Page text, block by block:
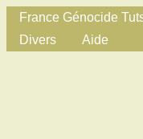
France Génocide
Divers
Aide